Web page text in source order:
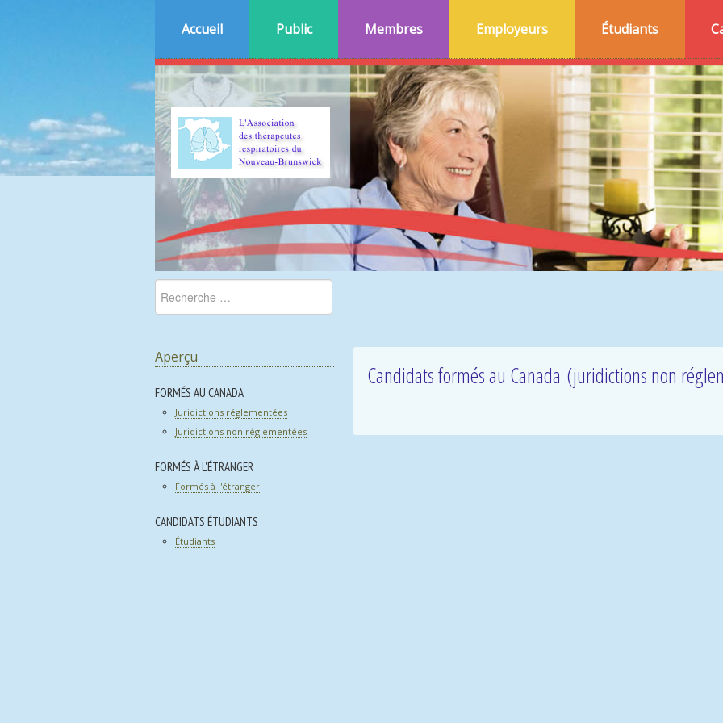
Accueil Public Membres Employeurs Étudiants
Aperçu
FORMÉS AU CANADA
Juridictions réglementées
Juridictions non réglementées
FORMÉS À L'ÉTRANGER
Formés à l'étranger
CANDIDATS ÉTUDIANTS
Étudiants
Candidats formés au Canada (juridictions non